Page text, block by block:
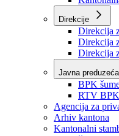
Direkcije
Direkcija
Direkcija
Direkcija
Javna preduzeća
BPK šume
RTV BPK